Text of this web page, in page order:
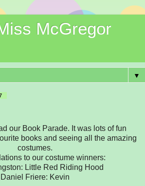
McGregor
▼
our Book Parade. It was lots of fun
books and seeing all the amazing
costumes.
to our costume winners:
Little Red Riding Hood
Daniel Friere: Kevin